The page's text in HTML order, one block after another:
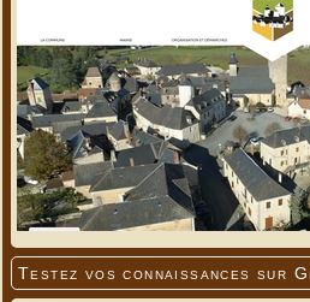
Testez vos connaissances sur